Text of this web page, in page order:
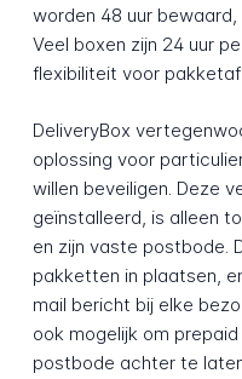
worden 48 uur
Veel boxen zijn 24 uur
flexibiliteit voor
DeliveryBox
oplossing voor
willen beveiligen. Deze
geïnstalleerd, is alleen
en zijn vaste postbode.
pakketten in plaatsen,
mail bericht bij elke
ook mogelijk om
postbode achter te